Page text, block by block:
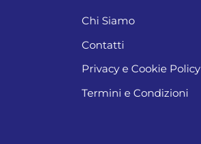
Chi Siamo
Contatti
Privacy e Cookie Policy
Termini e Condizioni